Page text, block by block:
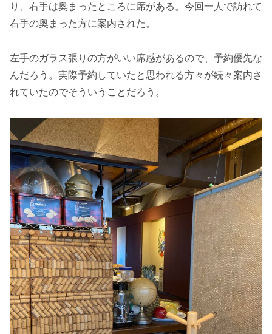
り、右手は奥まったところに席がある。今回一人で訪れて
右手の奥まった方に案内された。
左手のガラス張りの方がいい席感があるので、予約優先な
んだろう。実際予約していたと思われる方々が続々案内さ
れていたのでそういうことだろう。